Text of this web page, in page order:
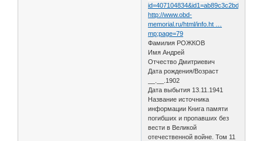
http://www.obd-
memorial.ru/html/info.ht …
mp;page=79
Фамилия РОЖКОВ
Имя Андрей
Отчество Дмитриевич
Дата рождения/Возраст
__.__.1902
Дата выбытия 13.11.1941
Название источника
информации Книга памяти
погибших и пропавших без
вести в Великой
отечественной войне. Том 11